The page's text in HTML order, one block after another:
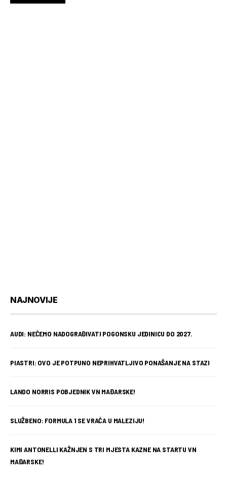
NAJNOVIJE
AUDI: NEĆEMO NADOGRAĐIVATI POGONSKU JEDINICU DO 2027.
PIASTRI: OVO JE POTPUNO NEPRIHVATLJIVO PONAŠANJE NA STAZI
LANDO NORRIS POBJEDNIK VN MAĐARSKE!
SLUŽBENO: FORMULA 1 SE VRAĆA U MALEZIJU!
KIMI ANTONELLI KAŽNJEN S TRI MJESTA KAZNE NA STARTU VN
MAĐARSKE!